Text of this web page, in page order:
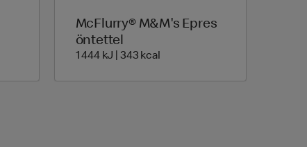
McFlurry® M&M's Epres
öntettel
1 444 kJ | 343 kcal